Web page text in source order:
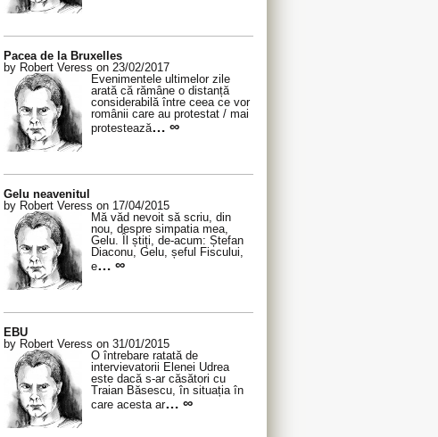
Pacea de la Bruxelles
by Robert Veress on 23/02/2017
Evenimentele ultimelor zile
arată că rămâne o distanță
considerabilă între ceea ce vor
românii care au protestat / mai
protestează… ∞
Gelu neavenitul
by Robert Veress on 17/04/2015
Mă văd nevoit să scriu, din
nou, despre simpatia mea,
Gelu. Îl știți, de-acum: Ștefan
Diaconu, Gelu, șeful Fiscului,
e… ∞
EBU
by Robert Veress on 31/01/2015
O întrebare ratată de
intervievatorii Elenei Udrea
este dacă s-ar căsători cu
Traian Băsescu, în situația în
care acesta ar… ∞